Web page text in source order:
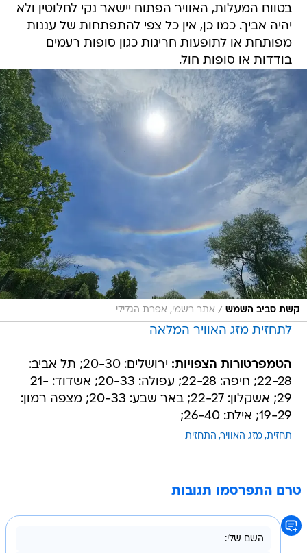
בטווח המעלות, האוויר הפתוח יישאר נקי לחלוטין ולא
יהיה אביך. כמו כן, אין כל צפי להתפתחות של עננות
מפותחת או לתופעות חריגות כגון סופות רעמים
בודדות או סופות חול.
קשת סביב השמש / אתר רשמי, אפרת הגלילי
לתחזית מזג האוויר המלאה
הטמפרטורות הצפויות:
ירושלים: 20-30; תל אביב:
22-28; חיפה: 22-28; עפולה: 20-33; אשדוד: 21-
29; אשקלון: 22-27; באר שבע: 20-33; מצפה רמון:
19-29; אילת: 26-40;
תחזית מזג האוויר התחזית
טרם התפרסמו תגובות